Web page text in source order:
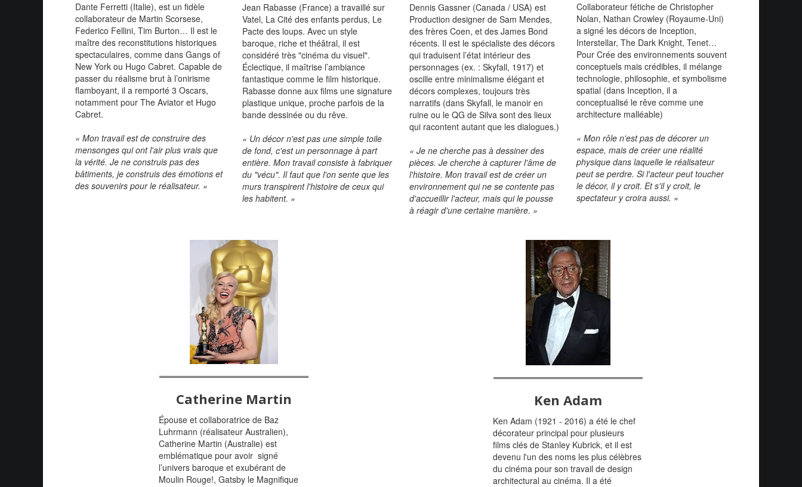
Dante Ferretti (Italie), est un fidèle
collaborateur de Martin Scorsese,
Federico Fellini, Tim Burton… Il est le
maître des reconstitutions historiques
spectaculaires, comme dans Gangs of
New York ou Hugo Cabret. Capable de
passer du réalisme brut à l’onirisme
flamboyant, il a remporté 3 Oscars,
notamment pour The Aviator et Hugo
Cabret.
« Mon travail est de construire des
mensonges qui ont l'air plus vrais que
la vérité. Je ne construis pas des
bâtiments, je construis des émotions et
des souvenirs pour le réalisateur. »
Jean Rabasse (France) a travaillé sur
Vatel, La Cité des enfants perdus, Le
Pacte des loups. Avec un style
baroque, riche et théâtral, il est
considéré très "cinéma du visuel".
Éclectique, il maîtrise l’ambiance
fantastique comme le film historique.
Rabasse donne aux films une signature
plastique unique, proche parfois de la
bande dessinée ou du rêve.
« Un décor n'est pas une simple toile
de fond, c'est un personnage à part
entière. Mon travail consiste à fabriquer
du "vécu". Il faut que l'on sente que les
murs transpirent l'histoire de ceux qui
les habitent. »
Dennis Gassner (Canada / USA) est
Production designer de Sam Mendes,
des frères Coen, et des James Bond
récents. Il est le spécialiste des décors
qui traduisent l’état intérieur des
personnages (ex. : Skyfall, 1917) et
oscille entre minimalisme élégant et
décors complexes, toujours très
narratifs (dans Skyfall, le manoir en
ruine ou le QG de Silva sont des lieux
qui racontent autant que les dialogues.)
« Je ne cherche pas à dessiner des
pièces. Je cherche à capturer l'âme de
l'histoire. Mon travail est de créer un
environnement qui ne se contente pas
d'accueillir l'acteur, mais qui le pousse
à réagir d'une certaine manière. »
Collaborateur fétiche de Christopher
Nolan, Nathan Crowley (Royaume-Uni)
a signé les décors de Inception,
Interstellar, The Dark Knight, Tenet…
Pour Crée des environnements souvent
conceptuels mais crédibles, il mélange
technologie, philosophie, et symbolisme
spatial (dans Inception, il a
conceptualisé le rêve comme une
architecture malléable)
« Mon rôle n'est pas de décorer un
espace, mais de créer une réalité
physique dans laquelle le réalisateur
peut se perdre. Si l'acteur peut toucher
le décor, il y croit. Et s'il y croit, le
spectateur y croira aussi. »
Catherine Martin
Épouse et collaboratrice de Baz
Luhrmann (réalisateur Australien),
Catherine Martin (Australie) est
emblématique pour avoir signé
l’univers baroque et exubérant de
Moulin Rouge!, Gatsby le Magnifique
Ken Adam
Ken Adam (1921 - 2016) a été le chef
décorateur principal pour plusieurs
films clés de Stanley Kubrick, et il est
devenu l'un des noms les plus célèbres
du cinéma pour son travail de design
architectural au cinéma. Il a été